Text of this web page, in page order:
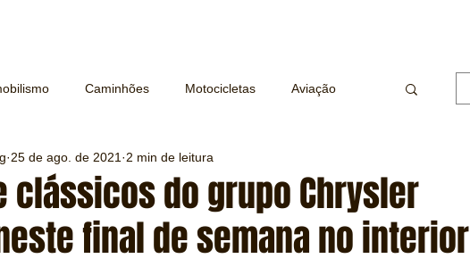
Caminhões Motocicletas Aviação
Transporte Trens e Metrô
Testes e Comparativos Máquinas e Equipamentos
clássicos do grupo Chrysler
final de semana no interior
25 de ago. de 2021 2 min de leitura